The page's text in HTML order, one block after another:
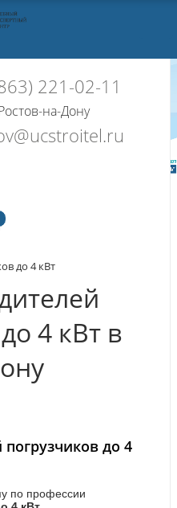
221-02-11
на-Дону
до 4 кВт
4 кВт в
до 4
по профессии